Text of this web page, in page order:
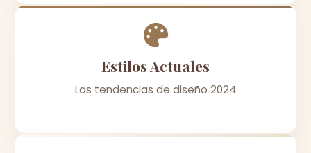
Estilos Actuales
Las tendencias de diseño 2024